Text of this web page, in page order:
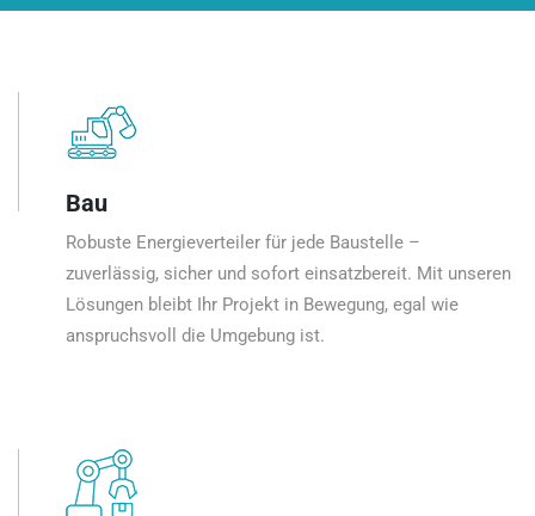
Bau
Robuste Energieverteiler für jede Baustelle –
zuverlässig, sicher und sofort einsatzbereit. Mit unseren
Lösungen bleibt Ihr Projekt in Bewegung, egal wie
anspruchsvoll die Umgebung ist.